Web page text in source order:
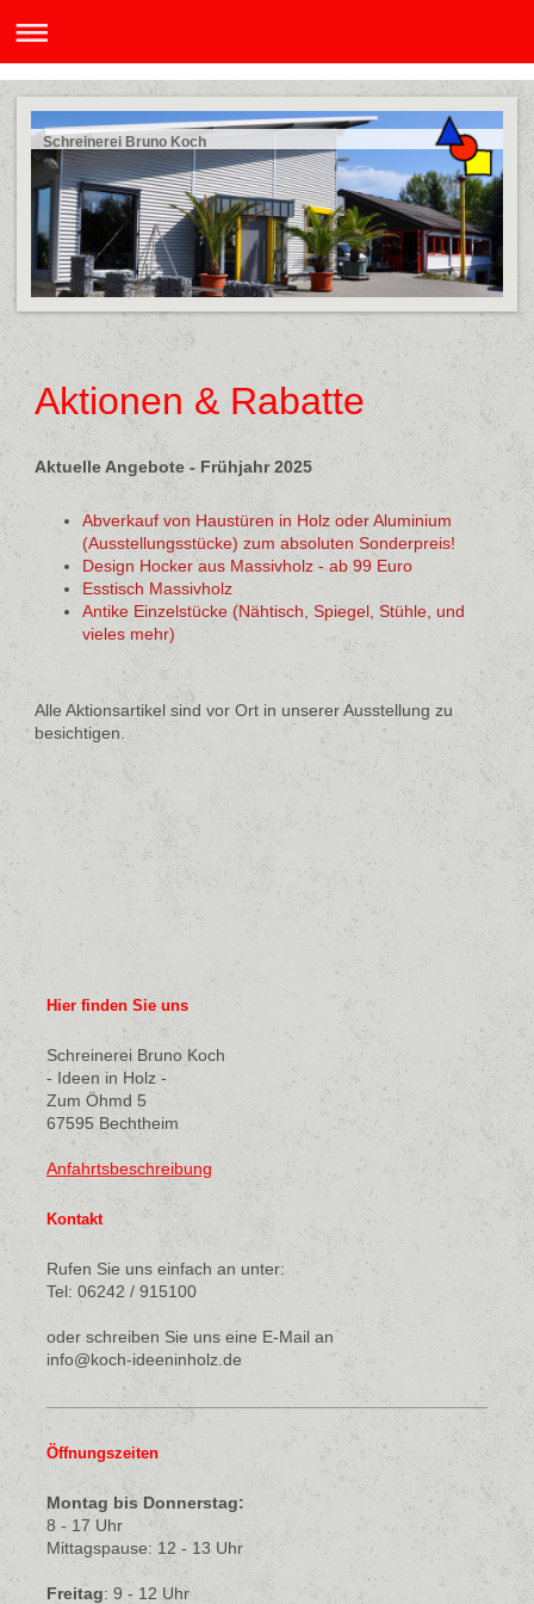
Schreinerei Bruno Koch
Aktionen & Rabatte
Aktuelle Angebote - Frühjahr 2025
Abverkauf von Haustüren in Holz oder Aluminium
(Ausstellungsstücke) zum absoluten Sonderpreis!
Design Hocker aus Massivholz - ab 99 Euro
Esstisch Massivholz
Antike Einzelstücke (Nähtisch, Spiegel, Stühle, und
vieles mehr)
Alle Aktionsartikel sind vor Ort in unserer Ausstellung zu
besichtigen.
Hier finden Sie uns
Schreinerei Bruno Koch
- Ideen in Holz -
Zum Öhmd 5
67595 Bechtheim
Anfahrtsbeschreibung
Kontakt
Rufen Sie uns einfach an unter:
Tel: 06242 / 915100
oder schreiben Sie uns eine E-Mail an
info@koch-ideeninholz.de
Öffnungszeiten
Montag bis Donnerstag:
8 - 17 Uhr
Mittagspause: 12 - 13 Uhr
Freitag: 9 - 12 Uhr